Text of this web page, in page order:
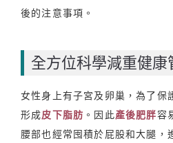
後的注意事項。
全方位科學減重健康
女性身上有子宮及卵巢，為了保
形成皮下脂肪 。因此產後肥胖容
腰部也經常囤積於屁股和大腿，